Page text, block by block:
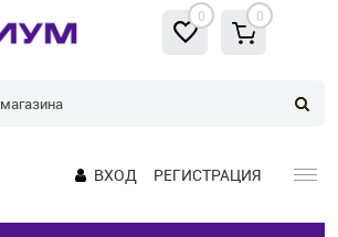
0 0
ВХОД РЕГИСТРАЦИЯ